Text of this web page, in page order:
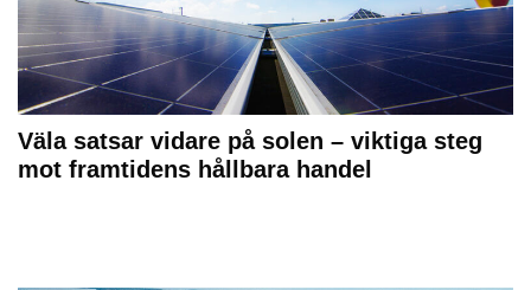
Väla satsar vidare på solen – viktiga steg
mot framtidens hållbara handel